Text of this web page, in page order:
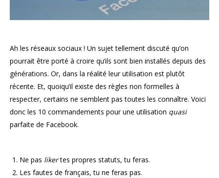
Ah les réseaux sociaux ! Un sujet tellement discuté qu’on
pourrait être porté à croire qu’ils sont bien installés depuis des
générations. Or, dans la réalité leur utilisation est plutôt
récente. Et, quoiqu’il existe des règles non formelles à
respecter, certains ne semblent pas toutes les connaître. Voici
donc les 10 commandements pour une utilisation quasi
parfaite de Facebook.
Ne pas likertes propres statuts, tu feras.
Les fautes de français, tu ne feras pas.